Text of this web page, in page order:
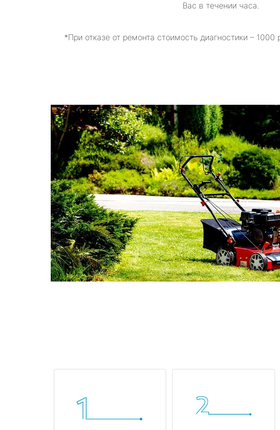
Вас в течении часа.
*При отказе от ремонта стоимость диагностики – 1000